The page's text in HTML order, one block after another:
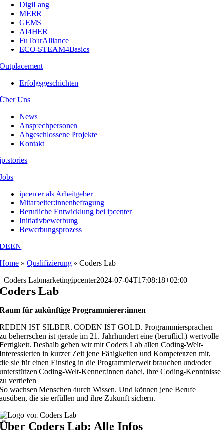
DigiLang
MERR
GEMS
AI4HER
FuTourAlliance
ECO-STEAM4Basics
Outplacement
Erfolgsgeschichten
Über Uns
News
Ansprechpersonen
Abgeschlossene Projekte
Kontakt
ip.stories
Jobs
ipcenter als Arbeitgeber
Mitarbeiter:innenbefragung
Berufliche Entwicklung bei ipcenter
Initiativbewerbung
Bewerbungsprozess
DEEN
Home »Qualifizierung »Coders Lab
Coders Labmarketingipcenter2024-07-04T17:08:18+02:00
Coders Lab
Raum fürzukünftige Programmierer:innen
REDEN IST SILBER. CODEN IST GOLD. Programmiersprachen
zu beherrschen ist gerade im 21. Jahrhundert eine (beruflich) wertvolle
Fertigkeit. Deshalb geben wir mit Coders Lab allen Coding-Welt-
Interessierten in kurzer Zeit jene Fähigkeiten und Kompetenzen mit,
die sie für einen Einstieg in die Programmierwelt brauchen und/oder
unterstützen Coding-Welt-Kenner:innen dabei, ihre Coding-Kenntnisse
zu vertiefen.
So wachsen Menschen durch Wissen. Und können jene Berufe
ausüben, die sie erfüllen und ihre Zukunft sichern.
Über Coders Lab: Alle Infos